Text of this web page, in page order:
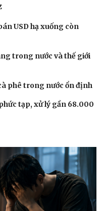
Podcast
USD hạ xuống còn
trong nước và thế giới
phê trong nước ổn định
tạp, xử lý gần 68.000